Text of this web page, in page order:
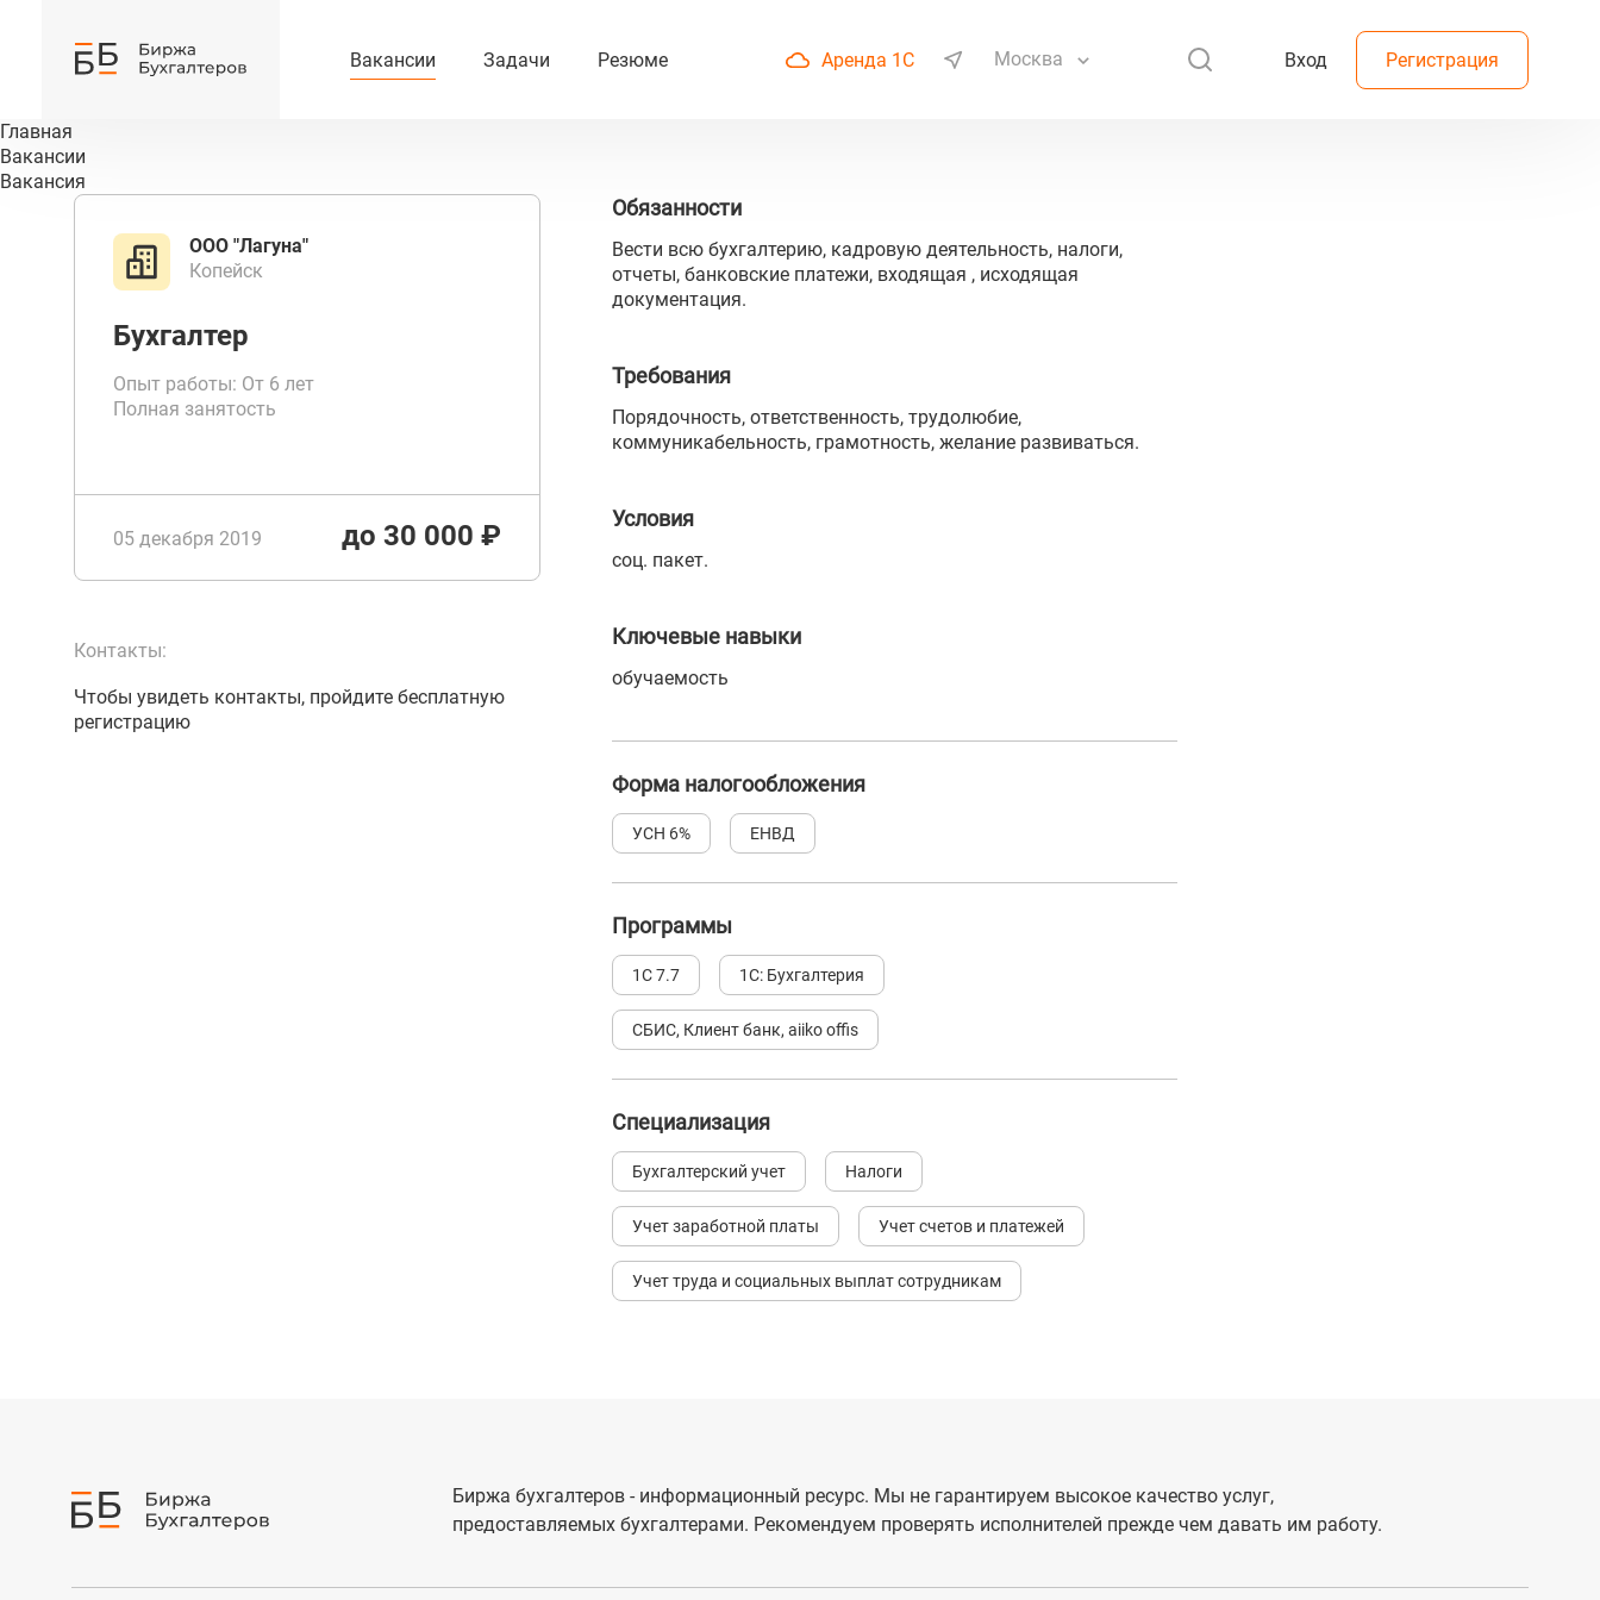
Вакансии Задачи Резюме Аренда 1С Москва Вход Регистрация
Главная
Вакансии
Вакансия
ООО "Лагуна"
Копейск
Бухгалтер
Опыт работы: От 6 лет
Полная занятость
05 декабря 2019 до 30 000 ₽
Контакты:
Чтобы увидеть контакты, пройдите бесплатную
регистрацию
Обязанности
Вести всю бухгалтерию, кадровую деятельность, налоги,
отчеты, банковские платежи, входящая , исходящая
документация.
Требования
Порядочность, ответственность, трудолюбие,
коммуникабельность, грамотность, желание развиваться.
Условия
соц. пакет.
Ключевые навыки
обучаемость
Форма налогообложения
УСН 6% ЕНВД
Программы
1С 7.7 1С: Бухгалтерия
СБИС, Клиент банк, aiiko offis
Специализация
Бухгалтерский учет Налоги
Учет заработной платы Учет счетов и платежей
Учет труда и социальных выплат сотрудникам
Биржа бухгалтеров - информационный ресурс. Мы не гарантируем высокое качество услуг,
предоставляемых бухгалтерами. Рекомендуем проверять исполнителей прежде чем давать им работу.